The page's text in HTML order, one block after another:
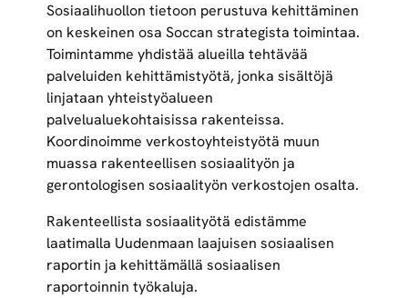
Sosiaalihuollon tietoon perustuva kehittäminen
on keskeinen osa Soccan strategista toimintaa.
Toimintamme yhdistää alueilla tehtävää
palveluiden kehittämistyötä, jonka sisältöjä
linjataan yhteistyöalueen
palvelualuekohtaisissa rakenteissa.
Koordinoimme verkostoyhteistyötä muun
muassa rakenteellisen sosiaalityön ja
gerontologisen sosiaalityön verkostojen osalta.
Rakenteellista sosiaalityötä edistämme
laatimalla Uudenmaan laajuisen sosiaalisen
raportin ja kehittämällä sosiaalisen
raportoinnin työkaluja.